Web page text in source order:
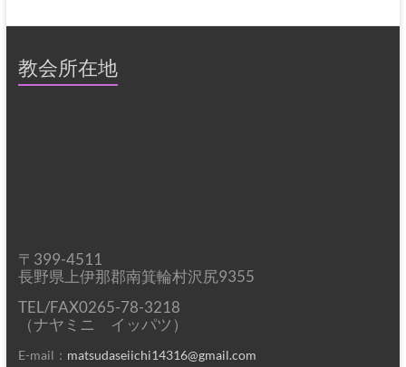
リ
教会所在地
〒399-4511
長野県上伊那郡南箕輪村沢尻9355
TEL/FAX0265-78-3218
（ナヤミニ イッパツ）
E-mail： matsudaseiichi14316@gmail.com